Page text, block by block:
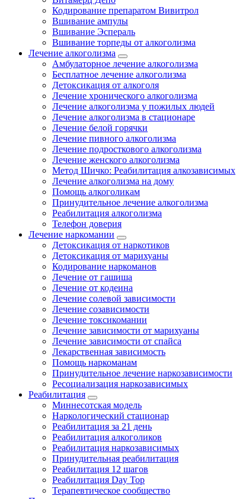
Кодирование препаратом Вивитрол
Вшивание ампулы
Вшивание Эспераль
Вшивание торпеды от алкоголизма
Лечение алкоголизма
Амбулаторное лечение алкоголизма
Бесплатное лечение алкоголизма
Детоксикация от алкоголя
Лечение хронического алкоголизма
Лечение алкоголизма у пожилых людей
Лечение алкоголизма в стационаре
Лечение белой горячки
Лечение пивного алкоголизма
Лечение подросткового алкоголизма
Лечение женского алкоголизма
Метод Шичко: Реабилитация алкозависимых
Лечение алкоголизма на дому
Помощь алкоголикам
Принудительное лечение алкоголизма
Реабилитация алкоголизма
Телефон доверия
Лечение наркомании
Детоксикация от наркотиков
Детоксикация от марихуаны
Кодирование наркоманов
Лечение от гашиша
Лечение от кодеина
Лечение солевой зависимости
Лечение созависимости
Лечение токсикомании
Лечение зависимости от марихуаны
Лечение зависимости от спайса
Лекарственная зависимость
Помощь наркоманам
Принудительное лечение наркозависимости
Ресоциализация наркозависимых
Реабилитация
Миннесотская модель
Наркологический стационар
Реабилитация за 21 день
Реабилитация алкоголиков
Реабилитация наркозависимых
Принудительная реабилитация
Реабилитация 12 шагов
Реабилитация Day Top
Терапевтическое сообщество